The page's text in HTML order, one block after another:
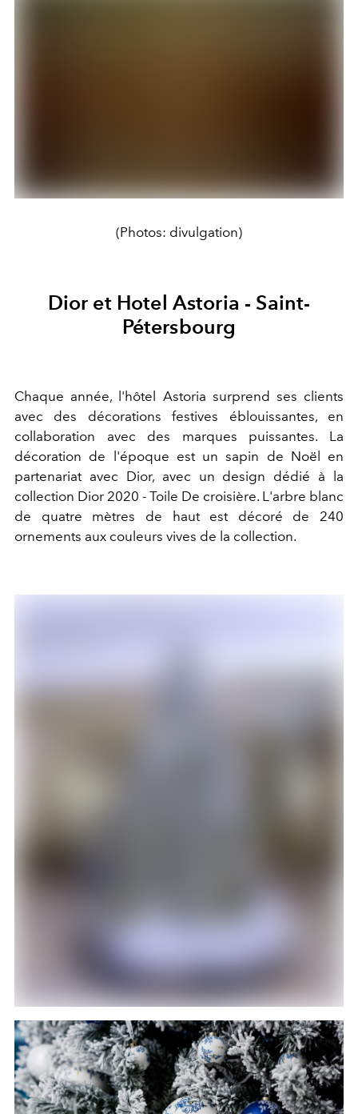
(Photos: divulgation)
Dior et Hotel Astoria - Saint-
Pétersbourg
Chaque année, l'hôtel Astoria surprend ses clients
avec des décorations festives éblouissantes, en
collaboration avec des marques puissantes. La
décoration de l'époque est un sapin de Noël en
partenariat avec Dior, avec un design dédié à la
collection Dior 2020 - Toile De croisière. L'arbre blanc
de quatre mètres de haut est décoré de 240
ornements aux couleurs vives de la collection.